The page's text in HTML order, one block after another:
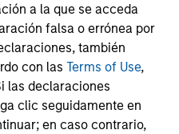
a la que se acceda
falsa o errónea por
también
con lasTerms of Use,
las declaraciones
clic seguidamente en
en caso contrario,